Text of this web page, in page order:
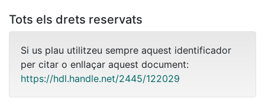
Tots els drets reservats
Si us plau utilitzeu sempre aquest identificador
per citar o enllaçar aquest document:
https://hdl.handle.net/2445/122029